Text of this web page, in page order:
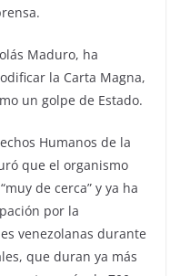
Maduro, ha
la Carta Magna,
un golpe de Estado.
Humanos de la
que el organismo
de cerca” y ya ha
por la
venezolanas durante
que duran ya más